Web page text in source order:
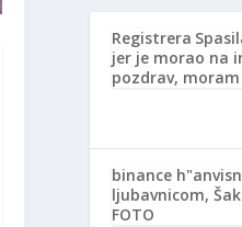
Registrera
jer je morao na
pozdrav, moram
binance
ljubavnicom,
FOTO